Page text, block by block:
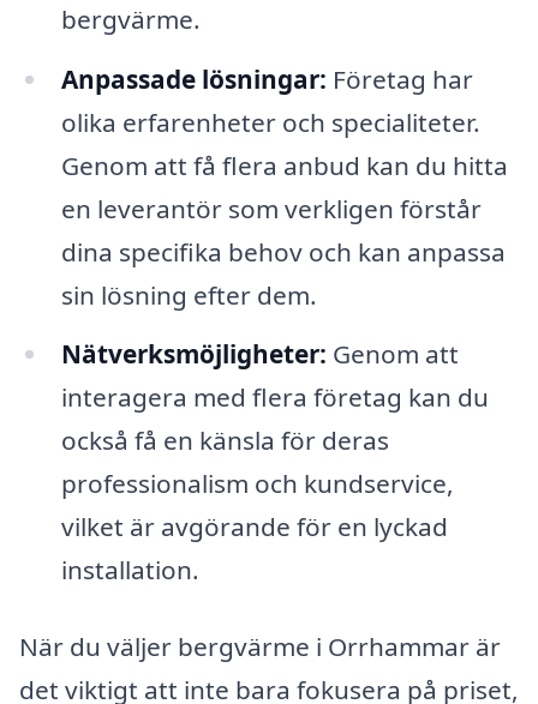
bergvärme.
Anpassade lösningar: Företag har
olika erfarenheter och specialiteter.
Genom att få flera anbud kan du hitta
en leverantör som verkligen förstår
dina specifika behov och kan anpassa
sin lösning efter dem.
Nätverksmöjligheter: Genom att
interagera med flera företag kan du
också få en känsla för deras
professionalism och kundservice,
vilket är avgörande för en lyckad
installation.
När du väljer bergvärme i Orrhammar är
det viktigt att inte bara fokusera på priset,